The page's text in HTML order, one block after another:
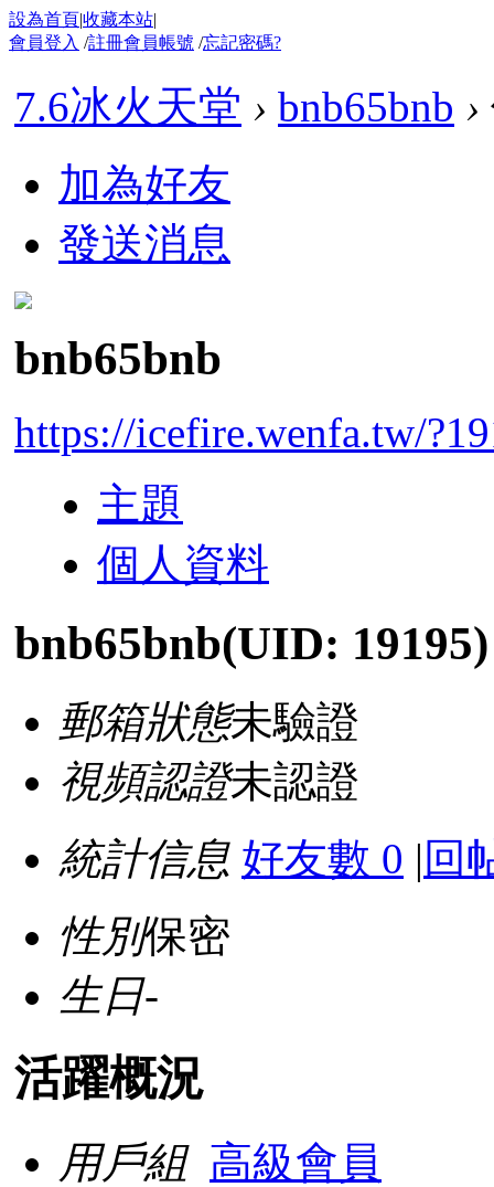
設為首頁|收藏本站|
會員登入 /註冊會員帳號 /忘記密碼?
7.6冰火天堂 › bnb65bnb ›
加為好友
發送消息
bnb65bnb
https://icefire.wenfa.tw/
主題
個人資料
bnb65bnb(UID: 19195)
郵箱狀態未驗證
視頻認證未認證
統計信息 好友數 0 | 回
性別保密
生日-
活躍概況
用戶組 高級會員